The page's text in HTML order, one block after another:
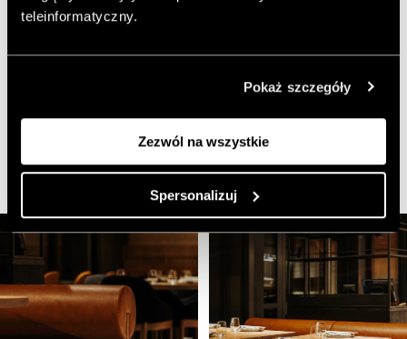
teleinformatyczny.
Pokaż szczegóły
Zezwól na wszystkie
Spersonalizuj
Zobacz także: